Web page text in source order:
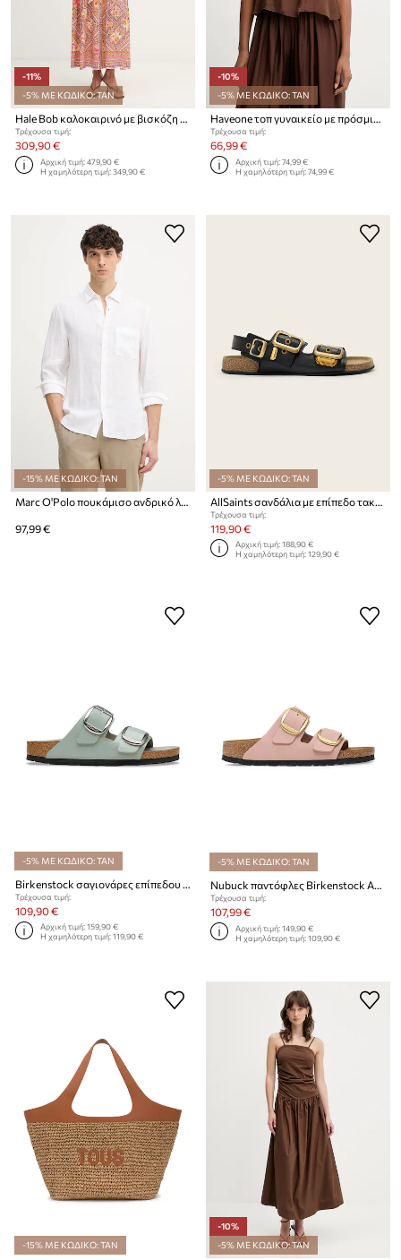
-11%
-5% ΜΕ ΚΩΔΙΚΟ: TAN
Hale Bob καλοκαιρινό με βισκόζη Nicandra
Τρέχουσα τιμή:
309,90 €
Αρχική τιμή:479,90 €
Η χαμηλότερη τιμή:349,90 €
-10%
-5% ΜΕ ΚΩΔΙΚΟ: TAN
Haveone τοπ γυναικείο με πρόσμιξη μεταξιού
Τρέχουσα τιμή:
66,99 €
Αρχική τιμή:74,99 €
Η χαμηλότερη τιμή:74,99 €
-15% ΜΕ ΚΩΔΙΚΟ: TAN
97,99 €
-5% ΜΕ ΚΩΔΙΚΟ: TAN
Τρέχουσα τιμή:
119,90 €
Αρχική τιμή:188,90 €
Η χαμηλότερη τιμή:129,90 €
-5% ΜΕ ΚΩΔΙΚΟ: TAN
Birkenstock σαγιονάρες επίπεδου τακουνιού γυναικείες δερμάτινες Arizona Big Buckle
Τρέχουσα τιμή:
109,90 €
Αρχική τιμή:159,90 €
Η χαμηλότερη τιμή:119,90 €
-5% ΜΕ ΚΩΔΙΚΟ: TAN
Nubuck παντόφλες Birkenstock Arizona Big Buckle
Τρέχουσα τιμή:
107,99 €
Αρχική τιμή:149,90 €
Η χαμηλότερη τιμή:109,90 €
-15% ΜΕ ΚΩΔΙΚΟ: TAN
-10%
-5% ΜΕ ΚΩΔΙΚΟ: TAN